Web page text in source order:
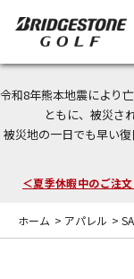
令和8年熊本地震により
ともに、被災さ
被災地の一日でも早い
今なら新規会員登録
＜商品配送に関する
＜夏季休暇中のご注
ホーム > アパレル >